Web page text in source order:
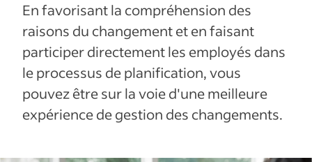
En favorisant la compréhension des
raisons du changement et en faisant
participer directement les employés dans
le processus de planification, vous
pouvez être sur la voie d'une meilleure
expérience de gestion des changements.